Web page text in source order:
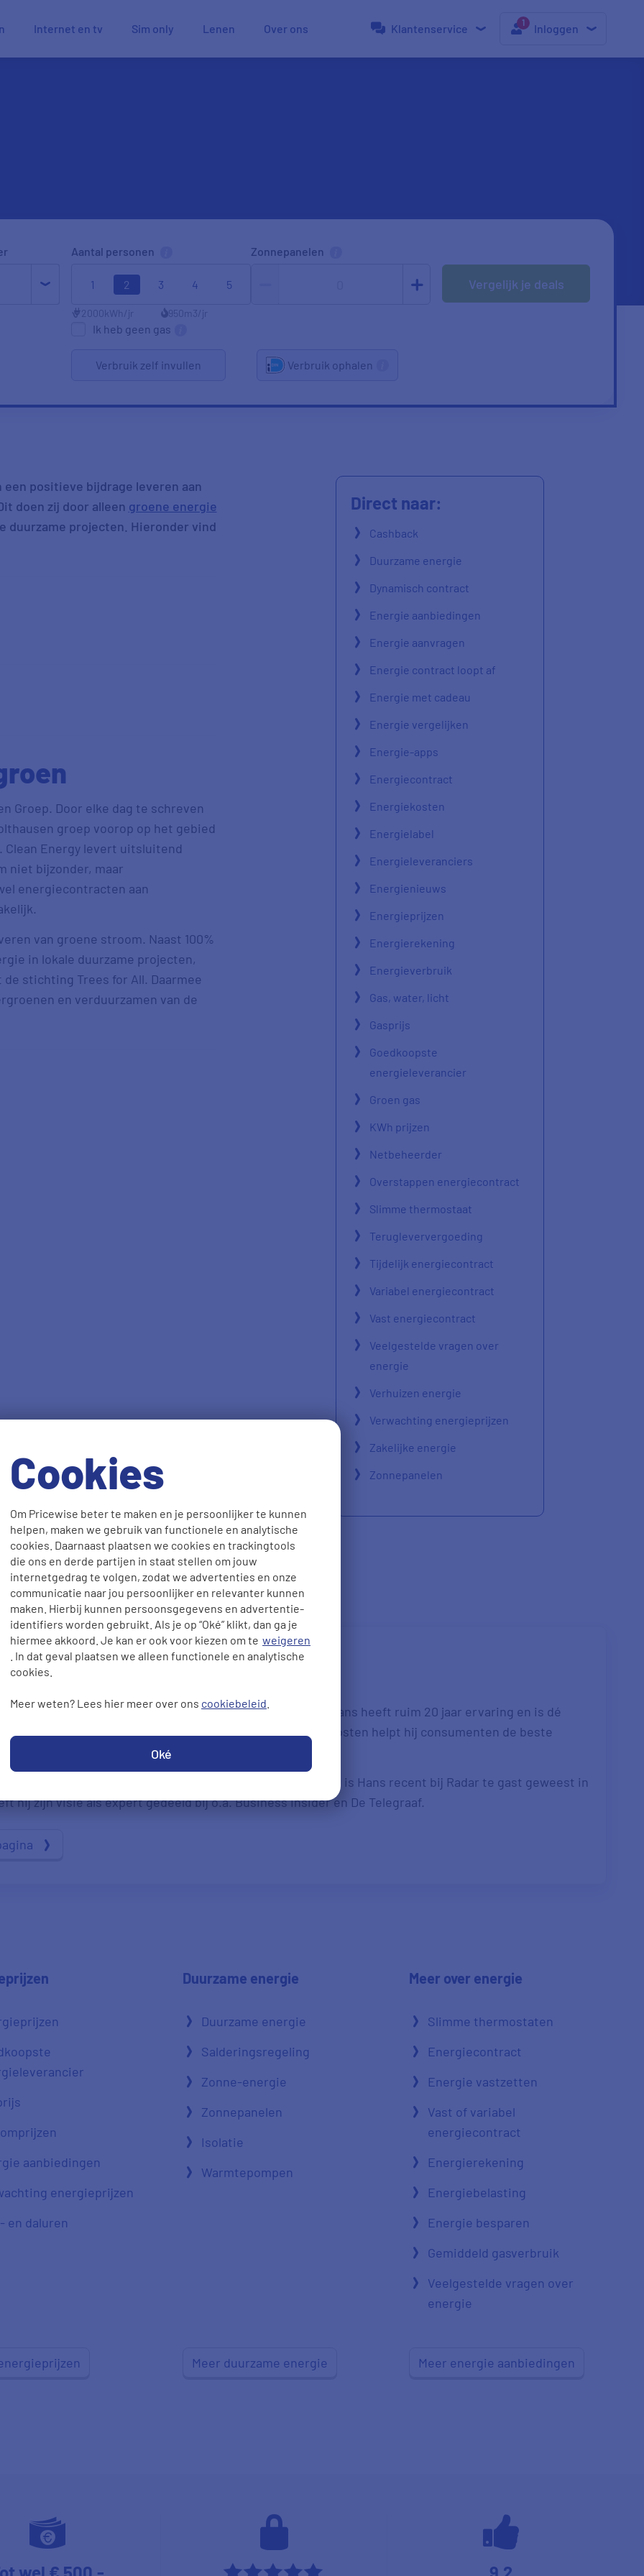
Cookies
Om Pricewise beter te maken en je persoonlijker te kunnen
helpen, maken we gebruik van functionele en analytische
cookies. Daarnaast plaatsen we cookies en trackingtools
die ons en derde partijen in staat stellen om jouw
internetgedrag te volgen, zodat we advertenties en onze
communicatie naar jou persoonlijker en relevanter kunnen
maken. Hierbij kunnen persoonsgegevens en advertentie-
identifiers worden gebruikt. Als je op “Oké” klikt, dan ga je
hiermee akkoord. Je kan er ook voor kiezen om te weigeren
. In dat geval plaatsen we alleen functionele en analytische
cookies.
Meer weten? Lees hier meer over ons cookiebeleid
Oké
Internet en tv Sim only Lenen Over ons Klantenservice Inloggen
Aantal personen
1 2 3 4 5
2000kWh/jr 950m3/jr
Zonnepanelen
Ik heb geen gas
Vergelijk je deals
Verbruik zelf invullen Verbruik ophalen
positieve bijdrage leveren aan
doen zij door alleen groene energie
duurzame projecten. Hieronder vind
Groep. Door elke dag te schreven
groep voorop op het gebied
Clean Energy levert uitsluitend
niet bijzonder, maar
energiecontracten aan
van groene stroom. Naast 100%
in lokale duurzame projecten,
stichting Trees for All. Daarmee
en verduurzamen van de
Direct naar:
Cashback
Duurzame energie
Dynamisch contract
Energie aanbiedingen
Energie aanvragen
Energie contract loopt af
Energie met cadeau
Energie vergelijken
Energie-apps
Energiecontract
Energiekosten
Energielabel
Energieleveranciers
Energienieuws
Energieprijzen
Energierekening
Energieverbruik
Gas, water, licht
Gasprijs
Goedkoopste
energieleverancier
Groen gas
KWh prijzen
Netbeheerder
Overstappen energiecontract
Slimme thermostaat
Terugleververgoeding
Tijdelijk energiecontract
Variabel energiecontract
Vast energiecontract
Veelgestelde vragen over
energie
Verhuizen energie
Verwachting energieprijzen
Zakelijke energie
Zonnepanelen
pagina is gecontroleerd door onze expert Hans de Kok. Hans heeft ruim 20 jaar ervaring en is dé
Met zijn kennis over energie, verzekeringen en andere kosten helpt hij consumenten de beste
gast bij verschillende media om zijn expertise te delen. Zo is Hans recent bij Radar te gast geweest in
hij zijn visie als expert gedeeld bij o.a. Business Insider en De Telegraaf.
aanbiedingen
energieprijzen
en daluren
Duurzame energie
Duurzame energie
Salderingsregeling
Zonne-energie
Zonnepanelen
Isolatie
Warmtepompen
Meer duurzame energie
Meer over energie
Slimme thermostaten
Energiecontract
Energie vastzetten
Vast of variabel
energiecontract
Energierekening
Energiebelasting
Energie besparen
Gemiddeld gasverbruik
Veelgestelde vragen over
energie
Meer energie aanbiedingen
*****